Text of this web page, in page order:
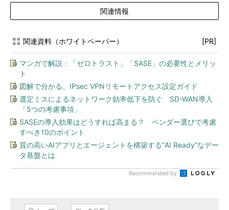
関連情報
関連資料（ホワイトペーパー） [PR]
マンガで解説：「ゼロトラスト」「SASE」の必要性とメリッ
ト
図解で分かる、IPsec VPNリモートアクセス設定ガイド
選定ミスによるネットワーク効率低下を防ぐ SD-WAN導入
「5つの考慮事項」
SASEの導入効果はどうすれば高まる？ ベンダー選びで考慮
すべき10のポイント
質の高いAIアプリとエージェントを構築する“AI Ready”なデー
タ基盤とは
Recommended by